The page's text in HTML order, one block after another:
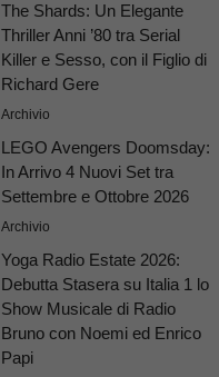
The Shards: Un Elegante
Thriller Anni ’80 tra Serial
Killer e Sesso, con il Figlio di
Richard Gere
Archivio
LEGO Avengers Doomsday:
In Arrivo 4 Nuovi Set tra
Settembre e Ottobre 2026
Archivio
Yoga Radio Estate 2026:
Debutta Stasera su Italia 1 lo
Show Musicale di Radio
Bruno con Noemi ed Enrico
Papi